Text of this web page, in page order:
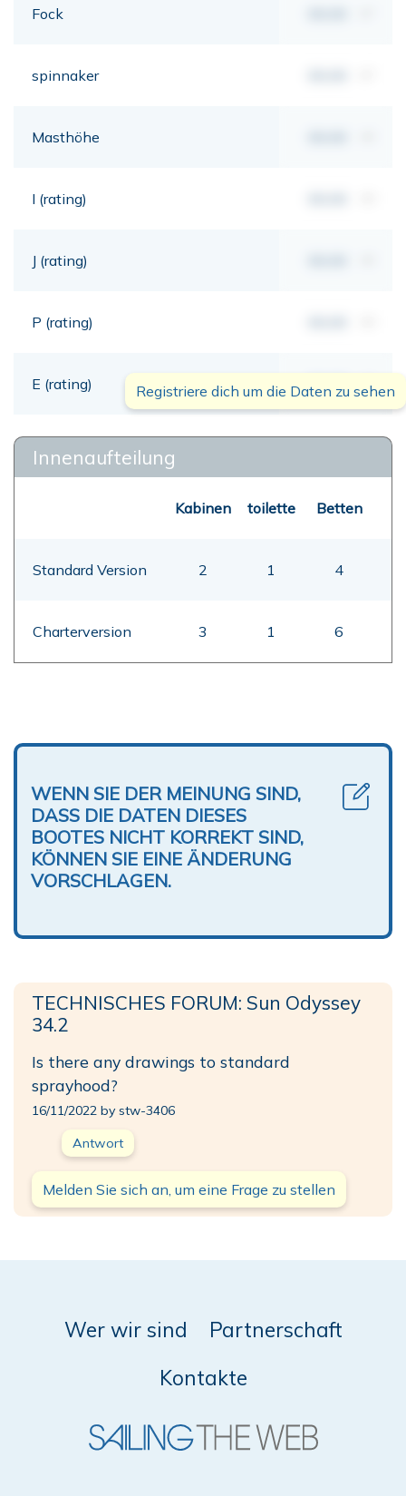
Fock
spinnaker
Masthöhe
I (rating)
J (rating)
P (rating)
E (rating) 00,00 mt
Registriere dich um die Daten zu sehen
Innenaufteilung
Kabinen toilette Betten
Standard Version 2 1 4
Charterversion 3 1 6
WENN SIE DER MEINUNG SIND,
DASS DIE DATEN DIESES
BOOTES NICHT KORREKT SIND,
KÖNNEN SIE EINE ÄNDERUNG
VORSCHLAGEN.
TECHNISCHES FORUM: Sun Odyssey
34.2
Is there any drawings to standard
sprayhood?
16/11/2022 by stw-3406
Antwort
Melden Sie sich an, um eine Frage zu stellen
Wer wir sind
Partnerschaft
Kontakte